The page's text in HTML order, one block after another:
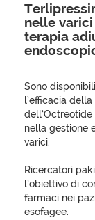
nelle
terapia
Sono
l’efficacia
nella gestione
varici.
Ricercatori
l’obiettivo di
farmaci nei
esofagee.